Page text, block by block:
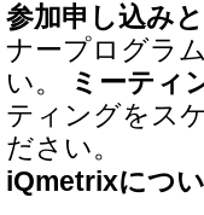
参加申し込み
ナープログラ
い。
ミーティ
ティングをス
ださい。
iQmetrixにつ